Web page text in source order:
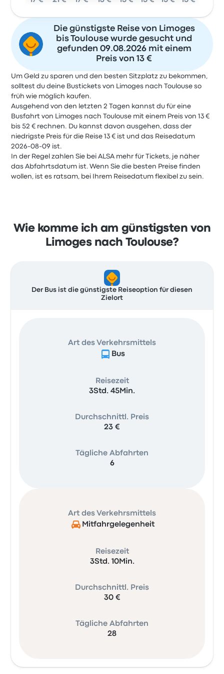
Die günstigste Reise von Limoges
bis Toulouse wurde gesucht und
gefunden 09.08.2026 mit einem
Preis von 13 €
Um Geld zu sparen und den besten Sitzplatz zu bekommen,
solltest du deine Bustickets von Limoges nach Toulouse so
früh wie möglich kaufen.
Ausgehend von den letzten 2 Tagen kannst du für eine
Busfahrt von Limoges nach Toulouse mit einem Preis von 13 €
bis 52 € rechnen. Du kannst davon ausgehen, dass der
niedrigste Preis für die Reise 13 € ist und das Reisedatum
2026-08-09 ist.
In der Regel zahlen Sie bei ALSA mehr für Tickets, je näher
das Abfahrtsdatum ist. Wenn Sie die besten Preise finden
wollen, ist es ratsam, bei Ihrem Reisedatum flexibel zu sein.
Wie komme ich am günstigsten von
Limoges nach Toulouse?
Der Bus ist die günstigste Reiseoption für diesen
Zielort
Art des Verkehrsmittels
Bus
Reisezeit
3Std. 45Min.
Durchschnittl. Preis
23 €
Tägliche Abfahrten
6
Art des Verkehrsmittels
Mitfahrgelegenheit
Reisezeit
3Std. 10Min.
Durchschnittl. Preis
30 €
Tägliche Abfahrten
28